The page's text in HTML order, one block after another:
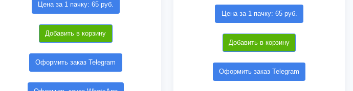
Цена за 1 пачку: 65 руб.
Добавить в корзину
Оформить заказ Telegram
Цена за 1 пачку: 65 руб.
Добавить в корзину
Оформить заказ Telegram